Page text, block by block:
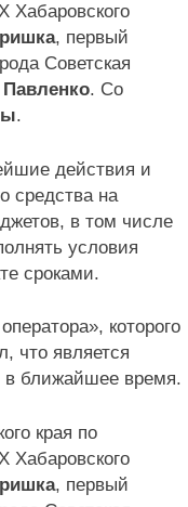
, первый
Советская
Павленко. Со
.
действия и
средства на
в том числе
условия
сроками.
которого
что является
в ближайшее время.
края по
, первый